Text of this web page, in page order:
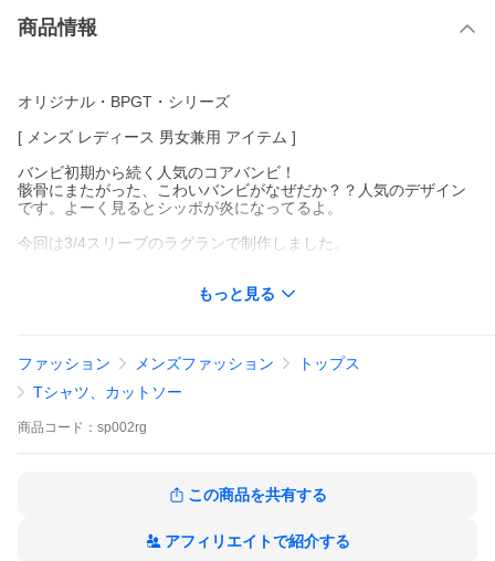
商品情報
オリジナル・BPGT・シリーズ
[ メンズ レディース 男女兼用 アイテム ]
バンビ初期から続く人気のコアバンビ！
骸骨にまたがった、こわいバンビがなぜだか？？人気のデザイン
です。よーく見るとシッポが炎になってるよ。
今回は3/4スリーブのラグランで制作しました。
プ!! 1枚でもいい感じだし☆インナーとしてもグッドな仕上がり
■サイズ表(cm)
Sサイズ＝着丈68／身幅49／裄丈63／
Mサイズ＝着丈71／身幅52／裄丈65／
Lサイズ＝着丈74／身幅55／裄丈67／
オリジナルのTシャツ、ロンt、パーカーなどを販売しています。
もっと見る
ファッション メンズファッション
トップス
Tシャツ、カットソー
商品 コード： sp002rg
この商品を共有する
アフィリエイトで紹介する